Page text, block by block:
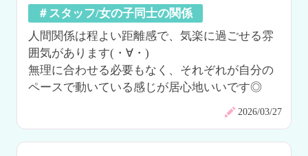
＃スタッフ/女の子同士の関係
人間関係は程よい距離感で、気楽に過ごせる雰
囲気があります(・∀・)
無理に合わせる必要もなく、それぞれが自分の
ペースで動いている感じが居心地いいです◎
2026/03/27